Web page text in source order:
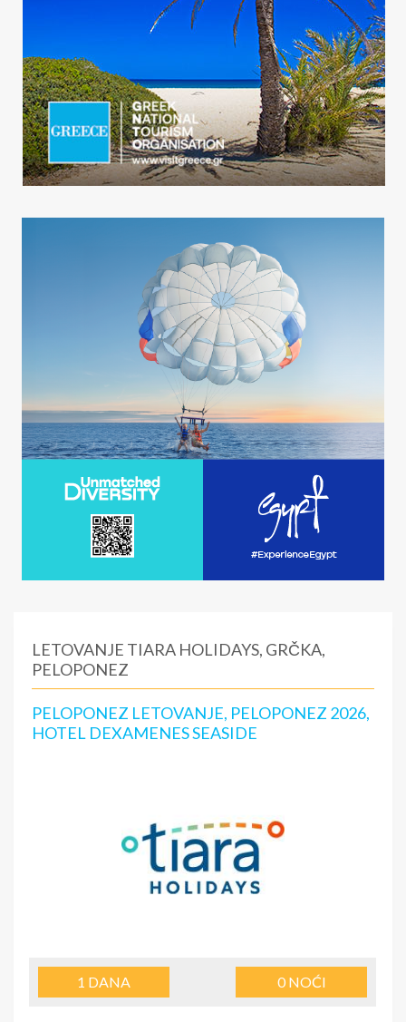
LETOVANJE TIARA HOLIDAYS, GRČKA,
PELOPONEZ
PELOPONEZ LETOVANJE, PELOPONEZ 2026,
HOTEL DEXAMENES SEASIDE
1 DANA 0NOĆI